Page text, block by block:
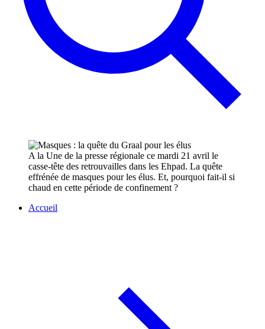
A la Une de la presse régionale ce mardi 21 avril le
casse-tête des retrouvailles dans les Ehpad. La quête
effrénée de masques pour les élus. Et, pourquoi fait-il si
chaud en cette période de confinement ?
Accueil